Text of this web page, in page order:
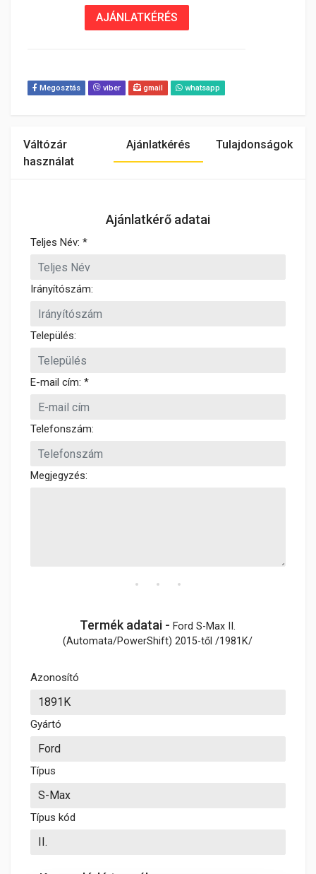
AJÁNLATKÉRÉS
Megosztás viber gmail whatsapp
Váltózár
használat
Ajánlatkérés Tulajdonságok
Ajánlatkérő adatai
Teljes Név: *
Irányítószám:
Település:
E-mail cím: *
Telefonszám:
Megjegyzés:
Termék adatai -Ford S-Max II.
(Automata/PowerShift) 2015-től /1981K/
Azonosító
Gyártó
Típus
Típus kód